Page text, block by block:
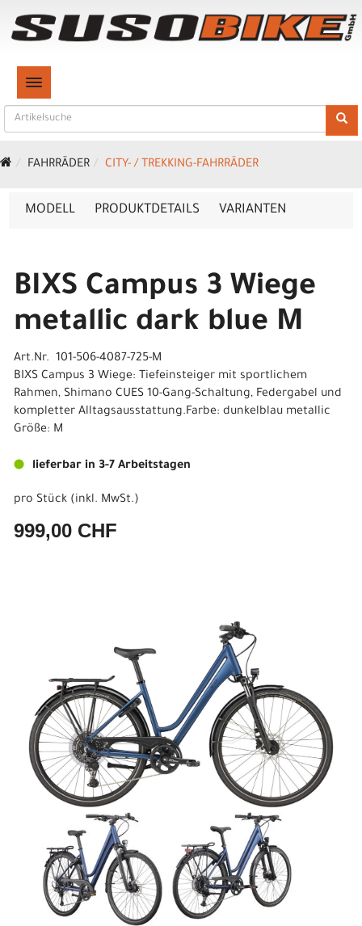
TOGGLE NAVIGATION
FAHRRÄDER CITY- / TREKKING-FAHRRÄDER
MODELL PRODUKTDETAILS VARIANTEN
BIXS Campus 3 Wiege
metallic dark blue M
Art.Nr. 101-506-4087-725-M
BIXS Campus 3 Wiege: Tiefeinsteiger mit sportlichem
Rahmen, Shimano CUES 10-Gang-Schaltung, Federgabel und
kompletter Alltagsausstattung.Farbe: dunkelblau metallic
Größe: M
lieferbar in 3-7 Arbeitstagen
pro Stück (inkl. MwSt.)
999,00 CHF